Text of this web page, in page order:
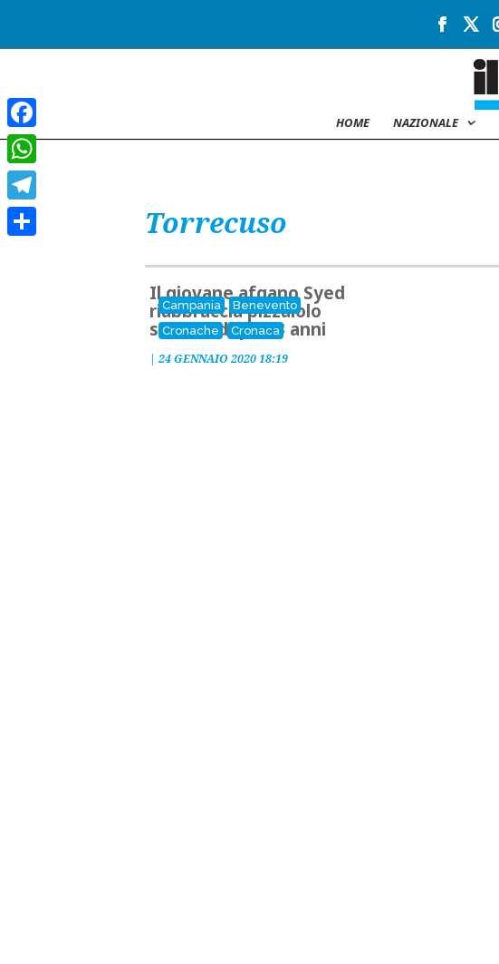
HOME NAZIONALE
Torrecuso
Campania
Benevento
Cronache
Cronaca
Il giovane afgano Syed
riabbraccia pizzaiolo
sannita dopo 13 anni
| 24 GENNAIO 2020 18:19
Facebook
WhatsApp
Telegram